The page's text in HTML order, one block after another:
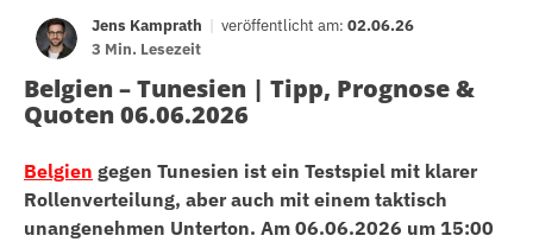
Jens Kamprath | veröffentlicht am: 02.06.26
3 Min. Lesezeit
Belgien – Tunesien | Tipp, Prognose &
Quoten 06.06.2026
Belgien gegen Tunesien ist ein Testspiel mit klarer
Rollenverteilung, aber auch mit einem taktisch
unangenehmen Unterton. Am 06.06.2026 um 15:00